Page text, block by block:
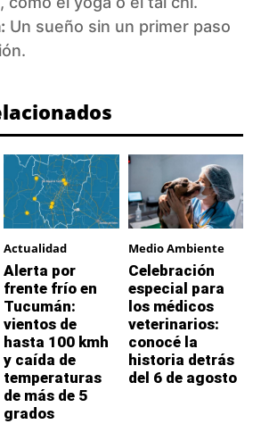
Un sueño sin un primer paso
Actualidad
Alerta por
frente frío en
Tucumán:
vientos de
hasta 100 kmh
y caída de
temperaturas
de más de 5
grados
Medio Ambiente
Celebración
especial para
los médicos
veterinarios:
conocé la
historia detrás
del 6 de agosto